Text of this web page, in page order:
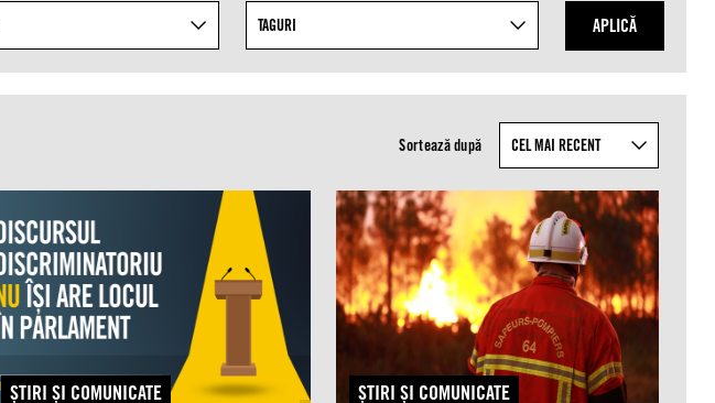
TAGURI APLICĂ
Sortează după
ŞTIRI ŞI COMUNICATE ŞTIRI ŞI COMUNICATE